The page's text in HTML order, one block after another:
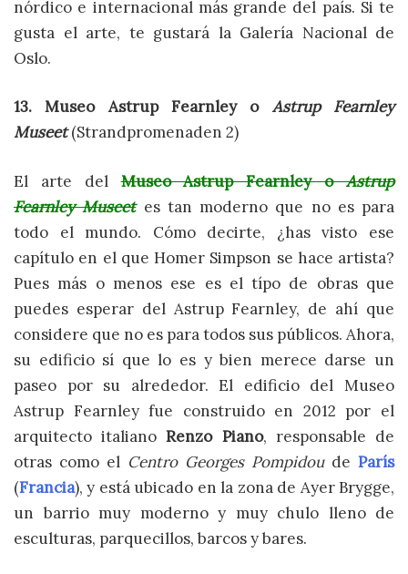
nórdico e internacional más grande del país. Si te
gusta el arte, te gustará la Galería Nacional de
Oslo.
13. Museo Astrup Fearnley o Astrup Fearnley
Museet(Strandpromenaden 2)
El arte delMuseo Astrup Fearnley oAstrup
Fearnley Museet es tan moderno que no es para
todo el mundo. Cómo decirte, ¿has visto ese
capítulo en el que Homer Simpson se hace artista?
Pues más o menos ese es el típo de obras que
puedes esperar del Astrup Fearnley, de ahí que
considere que no es para todos sus públicos. Ahora,
su edificio sí que lo es y bien merece darse un
paseo por su alrededor. El edificio del Museo
Astrup Fearnley fue construido en 2012 por el
arquitecto italianoRenzo Piano, responsable de
otras como el Centro Georges Pompidoude París
(Francia), y está ubicado en la zona de Ayer Brygge,
un barrio muy moderno y muy chulo lleno de
esculturas, parquecillos, barcos y bares.